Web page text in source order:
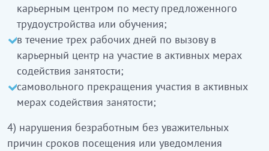
карьерным центром по месту предложенного
трудоустройства или обучения;
в течение трех рабочих дней по вызову в
карьерный центр на участие в активных мерах
содействия занятости;
самовольного прекращения участия в активных
мерах содействия занятости;
4) нарушения безработным без уважительных
причин сроков посещения или уведомления